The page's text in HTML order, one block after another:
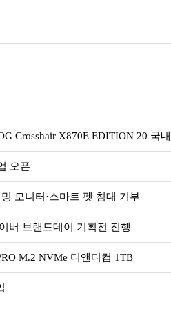
Crosshair X870E EDITION 20 국
오픈
모니터·스마트 펫 침대 기부
버 브랜드데이 기획전 진행
M.2 NVMe 디앤디컴 1TB